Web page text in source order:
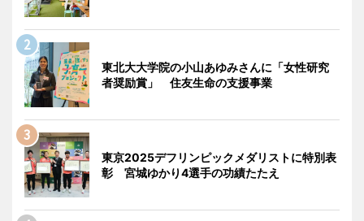
東北大大学院の小山あゆみさんに「女性研究
者奨励賞」 住友生命の支援事業
東京2025デフリンピックメダリストに特別表
彰 宮城ゆかり4選手の功績たたえ